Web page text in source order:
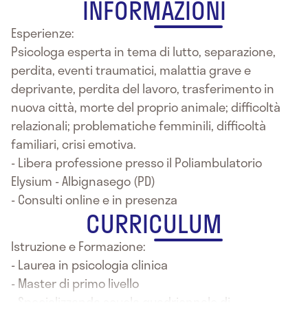
INFORMAZIONI
Esperienze:
Psicologa esperta in tema di lutto, separazione,
perdita, eventi traumatici, malattia grave e
deprivante, perdita del lavoro, trasferimento in
nuova città, morte del proprio animale; difficoltà
relazionali; problematiche femminili, difficoltà
familiari, crisi emotiva.
- Libera professione presso il Poliambulatorio
Elysium - Albignasego (PD)
- Consulti online e in presenza
CURRICULUM
Istruzione e Formazione:
- Laurea in psicologia clinica
- Master di primo livello
- Specializzanda scuola quadriennale di